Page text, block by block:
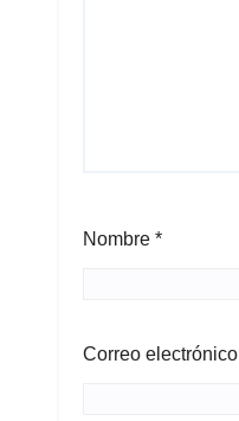
Nombre *
Correo electrónico